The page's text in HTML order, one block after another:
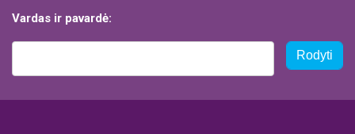
Vardas ir pavardė:
Rodyti